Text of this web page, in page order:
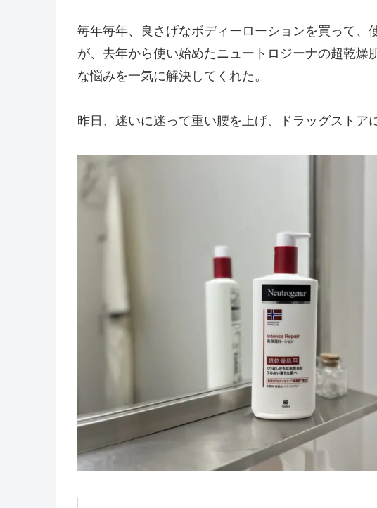
毎年毎年、良さげなボディーローションを買って、
が、去年から使い始めたニュートロジーナの超乾燥
な悩みを一気に解決してくれた。
昨日、迷いに迷って重い腰を上げ、ドラッグストア